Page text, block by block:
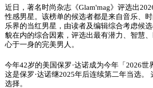
近日，著名时尚杂志《Glam'mag》评选出
性感男星。该榜单的候选者都是来自音乐、
乐界的当红男星，由读者及编辑综合考虑候
貌在内的综合因素，评选出最有潜力、智慧
心于一身的完美男人。
今年42岁的美国保罗·达诺成为今年「2026世
这是保罗·达诺继2025年后连续第二年当选。
选择。